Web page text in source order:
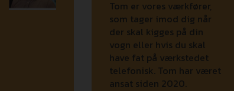
Tom er vores værkfører,
som tager imod dig når
der skal kigges på din
vogn eller hvis du skal
have fat på værkstedet
telefonisk. Tom har været
ansat siden 2020.